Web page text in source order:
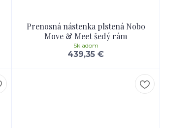
Prenosná nástenka plstená Nobo
Move & Meet šedý rám
439,35 €
Skladom